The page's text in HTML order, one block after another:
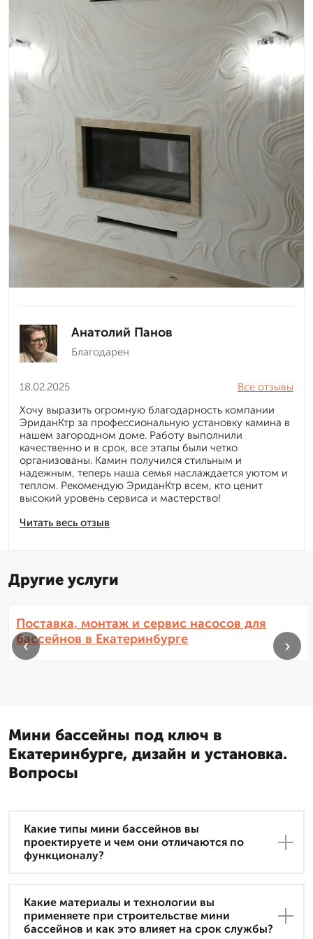
Анатолий Панов
Благодарен
18.02.2025
Читать весь отзыв
Все отзывы
Хочу выразить огромную благодарность компании
ЭриданКтр за профессиональную установку камина в
нашем загородном доме. Работу выполнили
качественно и в срок, все этапы были четко
организованы. Камин получился стильным и
надежным, теперь наша семья наслаждается уютом и
теплом. Рекомендую ЭриданКтр всем, кто ценит
высокий уровень сервиса и мастерство!
Другие услуги
Поставка, монтаж и сервис насосов для
бассейнов в Екатеринбурге
‹ ›
Мини бассейны под ключ в
Екатеринбурге, дизайн и установка.
Вопросы
Какие типы мини бассейнов вы
проектируете и чем они отличаются по
функционалу?
Какие материалы и технологии вы
применяете при строительстве мини
бассейнов и как это влияет на срок службы?